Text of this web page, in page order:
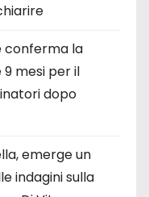
conferma la
9 mesi per il
dopo
emerge un
indagini sulla